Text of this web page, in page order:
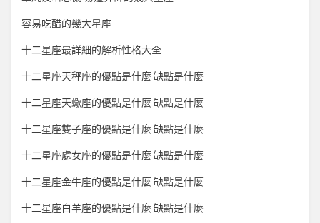
容易吃醋的幾大星座
十二星座最詳細的解析性格大全
十二星座天秤座的優點是什麼 缺點是什麼
十二星座天蠍座的優點是什麼 缺點是什麼
十二星座雙子座的優點是什麼 缺點是什麼
十二星座處女座的優點是什麼 缺點是什麼
十二星座金牛座的優點是什麼 缺點是什麼
十二星座白羊座的優點是什麼 缺點是什麼